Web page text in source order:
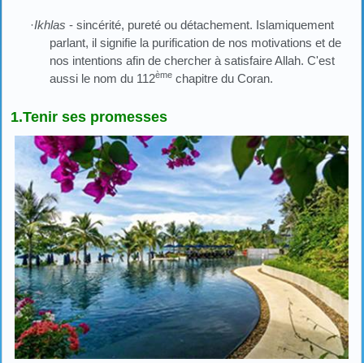
·Ikhlas - sincérité, pureté ou détachement. Islamiquement
parlant, il signifie la purification de nos motivations et de
nos intentions afin de chercher à satisfaire Allah. C'est
aussi le nom du 112ème chapitre du Coran.
1.Tenir ses promesses